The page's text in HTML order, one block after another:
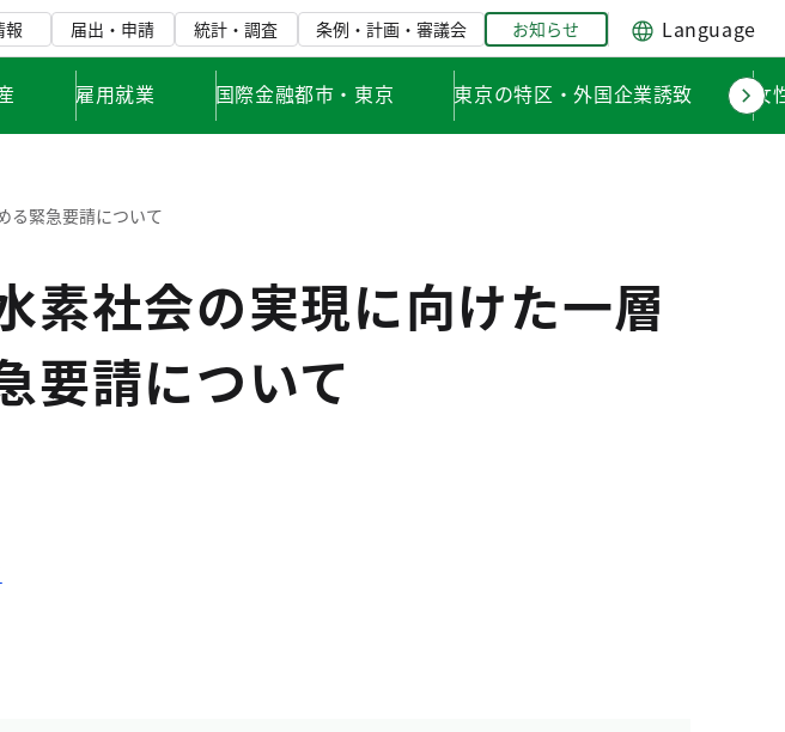
報 届出・申請 統計・調査 条例・計画・審議会 お知らせ Language
雇用就業 国際金融都市・東京 東京の特区・外国企業誘致 女
る緊急要請について
素社会の実現に向けた一層
要請について